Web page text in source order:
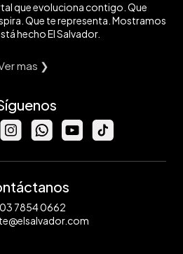
que evoluciona contigo. Que
Que te representa. Mostramos
hecho El Salvador.
mas ❯
7854 0662